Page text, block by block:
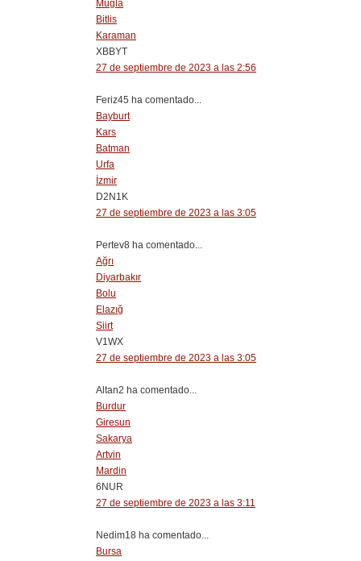
Muğla
Bitlis
Karaman
XBBYT
27 de septiembre de 2023 a las 2:56
Feriz45 ha comentado...
Bayburt
Kars
Batman
Urfa
İzmir
D2N1K
27 de septiembre de 2023 a las 3:05
Pertev8 ha comentado...
Ağrı
Diyarbakır
Bolu
Elazığ
Siirt
V1WX
27 de septiembre de 2023 a las 3:05
Altan2 ha comentado...
Burdur
Giresun
Sakarya
Artvin
Mardin
6NUR
27 de septiembre de 2023 a las 3:11
Nedim18 ha comentado...
Bursa